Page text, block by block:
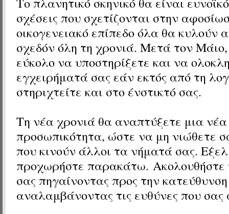
σχέσεις που σχετίζονται στην
οικογενειακό επίπεδο όλα θα κυλούν
σχεδόν όλη τη χρονιά. Μετά τον Μάιο,
εύκολο να υποστηρίξετε και να
εγχειρήματά σας εάν εκτός από τη
στηριχτείτε και στο ένστικτό σας.
Τη νέα χρονιά θα αναπτύξετε μια
προσωπικότητα, ώστε να μη νιώθετε
που κινούν άλλοι τα νήματά σας.
προχωρήστε παρακάτω. Ακολουθήστε
σας πηγαίνοντας προς την
αναλαμβάνοντας τις ευθύνες που